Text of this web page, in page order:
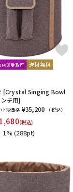
店頭受取可 送料無料
[Crystal Singing Bowl
チ用]
売価格 ¥35,200
（税込）
(税込)
1%(288pt)